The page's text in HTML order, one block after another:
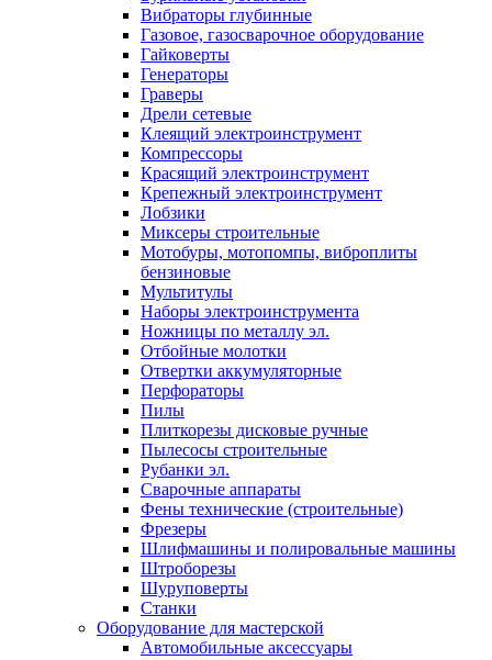
Вибраторы глубинные
Газовое, газосварочное оборудование
Гайковерты
Генераторы
Граверы
Дрели сетевые
Клеящий электроинструмент
Компрессоры
Красящий электроинструмент
Крепежный электроинструмент
Лобзики
Миксеры строительные
Мотобуры, мотопомпы, виброплиты
бензиновые
Мультитулы
Наборы электроинструмента
Ножницы по металлу эл.
Отбойные молотки
Отвертки аккумуляторные
Перфораторы
Пилы
Плиткорезы дисковые ручные
Пылесосы строительные
Рубанки эл.
Сварочные аппараты
Фены технические (строительные)
Фрезеры
Шлифмашины и полировальные машины
Штроборезы
Шуруповерты
Станки
Оборудование для мастерской
Автомобильные аксессуары